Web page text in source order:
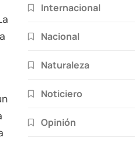
Internacional
Nacional
Naturaleza
Noticiero
Opinión